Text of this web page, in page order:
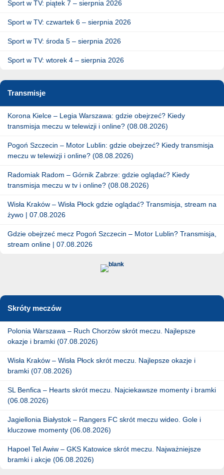
Sport w TV: piątek 7 – sierpnia 2026
Sport w TV: czwartek 6 – sierpnia 2026
Sport w TV: środa 5 – sierpnia 2026
Sport w TV: wtorek 4 – sierpnia 2026
Transmisje
Korona Kielce – Legia Warszawa: gdzie obejrzeć? Kiedy
transmisja meczu w telewizji i online? (08.08.2026)
Pogoń Szczecin – Motor Lublin: gdzie obejrzeć? Kiedy transmisja
meczu w telewizji i online? (08.08.2026)
Radomiak Radom – Górnik Zabrze: gdzie oglądać? Kiedy
transmisja meczu w tv i online? (08.08.2026)
Wisła Kraków – Wisła Płock gdzie oglądać? Transmisja, stream na
żywo | 07.08.2026
Gdzie obejrzeć mecz Pogoń Szczecin – Motor Lublin? Transmisja,
stream online | 07.08.2026
Skróty meczów
Polonia Warszawa – Ruch Chorzów skrót meczu. Najlepsze
okazje i bramki (07.08.2026)
Wisła Kraków – Wisła Płock skrót meczu. Najlepsze okazje i
bramki (07.08.2026)
SL Benfica – Hearts skrót meczu. Najciekawsze momenty i bramki
(06.08.2026)
Jagiellonia Białystok – Rangers FC skrót meczu wideo. Gole i
kluczowe momenty (06.08.2026)
Hapoel Tel Awiw – GKS Katowice skrót meczu. Najważniejsze
bramki i akcje (06.08.2026)